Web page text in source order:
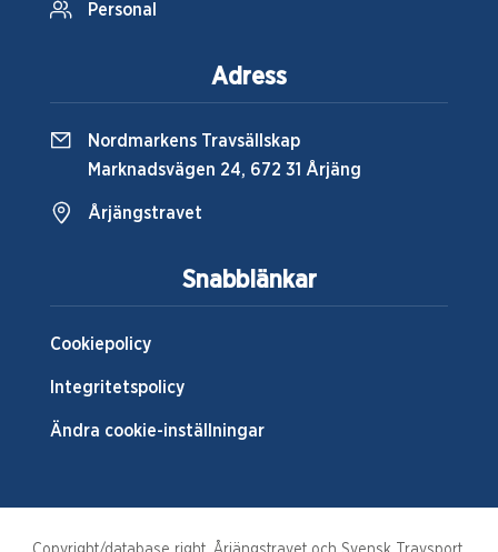
Snabblänkar
Cookiepolicy
Integritetspolicy
Ändra cookie-inställningar
Personal
Adress
Nordmarkens Travsällskap
Marknadsvägen 24, 672 31 Årjäng
Årjängstravet